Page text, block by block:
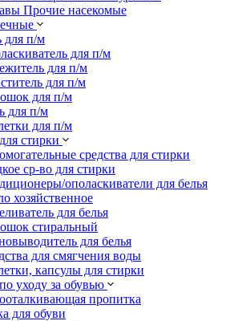
Прочие насекомые
для п/м
для п/м
для п/м
для п/м
для п/м
для п/м
для п/м
стирки
средства для стирки
ср-во для стирки
ополаскиватели для белья
хозяйственное
для белья
стиральный
для белья
для смягчения воды
капсулы для стирки
уходу за обувью
пропитка
для обуви